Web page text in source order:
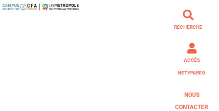
RECHERCHE
ACCÈS
NETYPAREO
NOUS
CONTACTER